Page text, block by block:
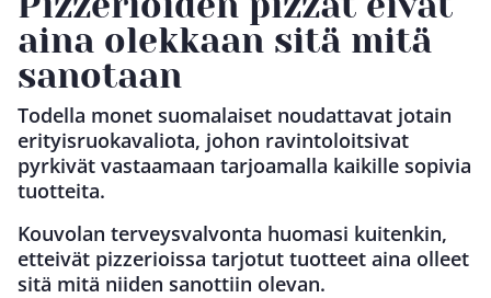
aina olekkaan sitä mitä
sanotaan
Todella monet suomalaiset noudattavat jotain
erityisruokavaliota, johon ravintoloitsivat
pyrkivät vastaamaan tarjoamalla kaikille sopivia
tuotteita.
Kouvolan terveysvalvonta huomasi kuitenkin,
etteivät pizzerioissa tarjotut tuotteet aina olleet
sitä mitä niiden sanottiin olevan.